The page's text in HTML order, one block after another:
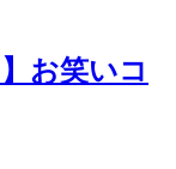
お笑いコ